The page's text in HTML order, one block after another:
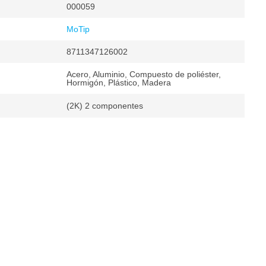
000059
MoTip
8711347126002
Acero, Aluminio, Compuesto de poliéster,
Hormigón, Plástico, Madera
(2K) 2 componentes